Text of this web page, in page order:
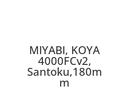
MIYABI, KOYA
4000FCv2,
Santoku,180m
m